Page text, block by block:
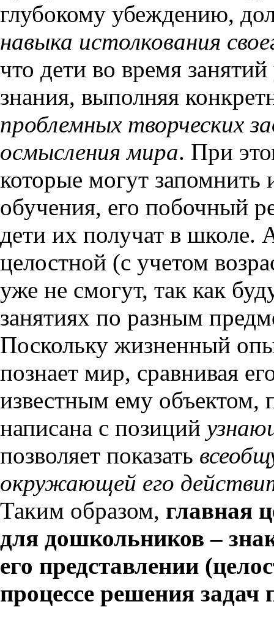
глубокому убеждению,
навыка истолкования
что дети во время
знания, выполняя
проблемных творческих
осмысления мира. При
которые могут запомнить
обучения, его побочный
дети их получат в школе.
целостной (с учетом
уже не смогут, так как
занятиях по разным
Поскольку жизненный
познает мир, сравнивая
известным ему объектом,
написана с позиций
позволяет показать
окружающей его
Таким образом, главная
для дошкольников –
его представлении
процессе решения